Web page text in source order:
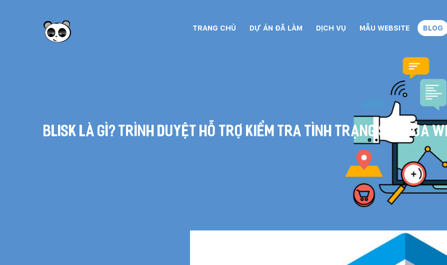
TRANG CHỦ DỰ ÁN ĐÃ LÀM DỊCH VỤ MẪU WEBSITE BLOG
Blisk là gì? Trình duyệt hỗ trợ kiểm tra tình trạng SEO của